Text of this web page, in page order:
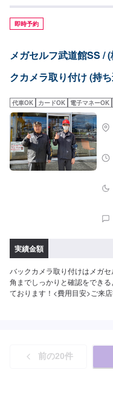
即時予約
メガセルフ武道館SS /
クカメラ取り付け (持
代車OK カードOK 電子マネーOK
実績金額
バックカメラ取り付けはメガ
角までしっかりと確認をでき
ております！<費用目安>ご来
前の20件